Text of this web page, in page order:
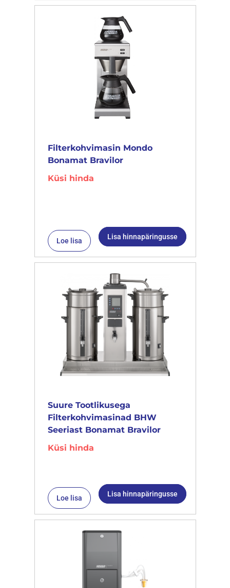
Filterkohvimasin Mondo
Bonamat Bravilor
Küsi hinda
Loe lisa Lisa hinnapäringusse
Suure Tootlikusega
Filterkohvimasinad BHW
Seeriast Bonamat Bravilor
Küsi hinda
Loe lisa Lisa hinnapäringusse